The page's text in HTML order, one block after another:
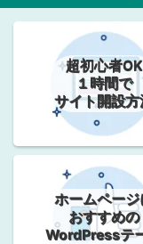
超初心者OK
１時間で
サイト開設方
ホームページ
おすすめの
WordPressテ